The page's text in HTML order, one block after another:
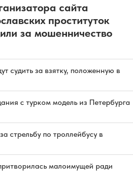
сайта
проституток
за мошенничество
судить за взятку, положенную в
с турком модель из Петербурга
стрельбу по троллейбусу в
малоимущей ради